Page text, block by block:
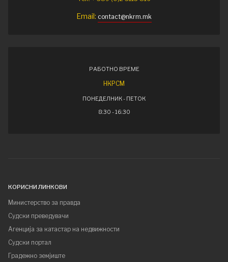
Email: contact@nkrm.mk
РАБОТНО ВРЕМЕ
НКРСМ
ПОНЕДЕЛНИК - ПЕТОК
8:30 - 16:30
КОРИСНИ ЛИНКОВИ
Министерство за правда
Судски преведувачи
Агенција за катастар на недвижности
Судски портал
Градежно земјиште